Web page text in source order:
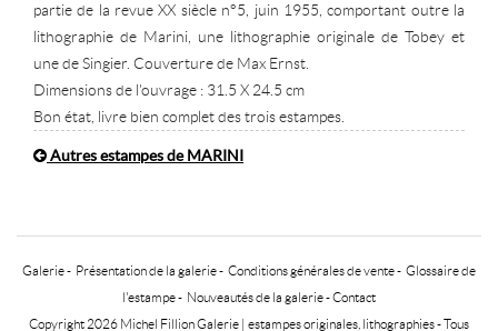
partie de la revue XX siècle n°5, juin 1955, comportant outre la
lithographie de Marini, une lithographie originale de Tobey et
une de Singier. Couverture de Max Ernst.
Dimensions de l'ouvrage : 31.5 X 24.5 cm
Bon état, livre bien complet des trois estampes.
Autres estampes de MARINI
Galerie- Présentation de la galerie- Conditions générales de vente- Glossaire de
l'estampe- Nouveautés de la galerie-Contact
Copyright 2026 Michel Fillion Galerie | estampes originales, lithographies- Tous